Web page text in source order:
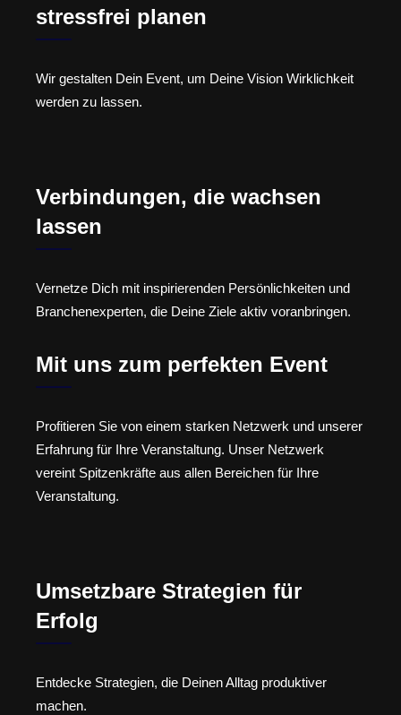
stressfrei planen
Wir gestalten Dein Event, um Deine Vision Wirklichkeit
werden zu lassen.
Verbindungen, die wachsen
lassen
Vernetze Dich mit inspirierenden Persönlichkeiten und
Branchenexperten, die Deine Ziele aktiv voranbringen.
Mit uns zum perfekten Event
Profitieren Sie von einem starken Netzwerk und unserer
Erfahrung für Ihre Veranstaltung. Unser Netzwerk
vereint Spitzenkräfte aus allen Bereichen für Ihre
Veranstaltung.
Umsetzbare Strategien für
Erfolg
Entdecke Strategien, die Deinen Alltag produktiver
machen.